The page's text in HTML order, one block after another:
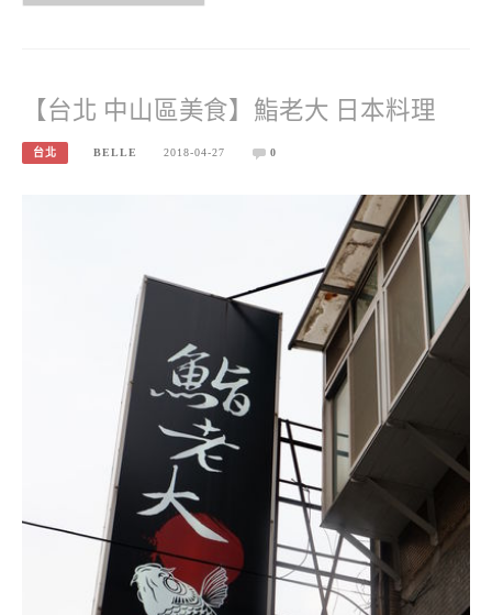
【台北 中山區美食】鮨老大 日本料理
台北 BELLE 2018-04-27 0